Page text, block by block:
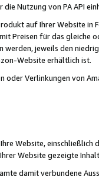
Nutzung von PA API
auf Ihrer Website
Preisen für das
jeweils den
Website erhältlich ist.
Verlinkungen von
Website,
Website gezeigte
damit verbundene